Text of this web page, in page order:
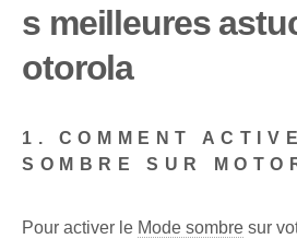
s meilleures
otorola
1. COMMENT
SOMBRE SUR
Pour activer le Mode sombre sur